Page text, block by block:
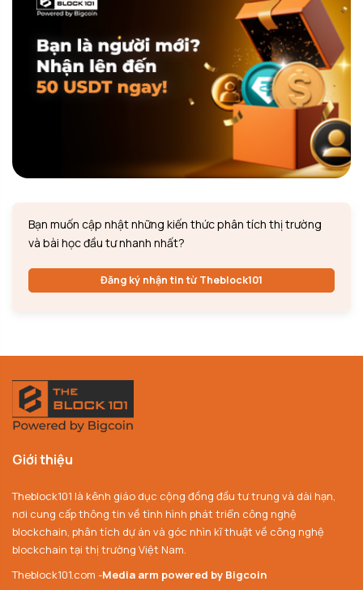
Bạn muốn cập nhật những kiến thức phân tích thị trường
và bài học đầu tư nhanh nhất?
Đăng ký nhận tin từ Theblock101
Giới thiệu
Theblock101 là kênh giáo dục cộng đồng đầu tư trung và dài hạn,
nơi cung cấp thông tin về tình hình phát triển công nghệ
blockchain, phân tích dự án và góc nhìn kĩ thuật về công nghệ
blockchain tại thị trường Việt Nam.
Theblock101.com -Media arm powered by Bigcoin